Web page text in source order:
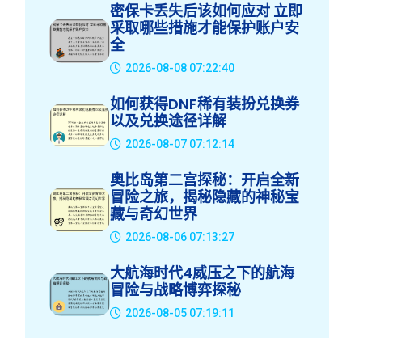
密保卡丢失后该如何应对 立即
采取哪些措施才能保护账户安
全
2026-08-08 07:22:40
如何获得DNF稀有装扮兑换券
以及兑换途径详解
2026-08-07 07:12:14
奥比岛第二宫探秘：开启全新
冒险之旅，揭秘隐藏的神秘宝
藏与奇幻世界
2026-08-06 07:13:27
大航海时代4威压之下的航海
冒险与战略博弈探秘
2026-08-05 07:19:11